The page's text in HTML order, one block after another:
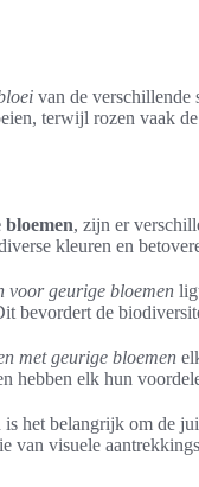
van de verschillende
terwijl rozen vaak
, zijn er
kleuren en
voor geurige bloemen
bevordert de
met geurige bloemen
hebben elk hun
het belangrijk om de
visuele